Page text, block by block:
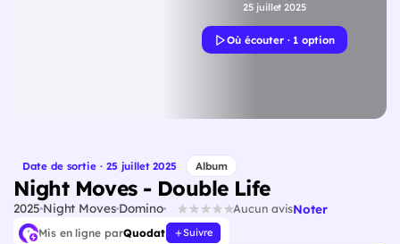
25 juillet 2025
Où écouter · 1 option
Date de sortie · 25 juillet 2025 Album
Night Moves - Double Life
2025 Night MovesDomino Aucun avisNoter
Mis en ligne parQuodat Suivre